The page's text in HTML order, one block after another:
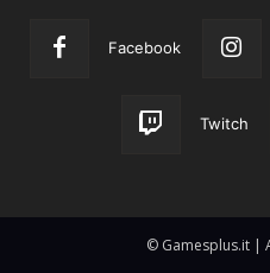
Facebook
Twitch
© Gamesplus.it |